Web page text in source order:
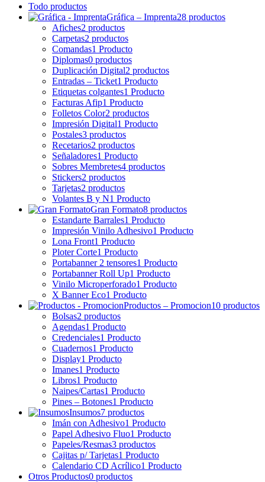
Todo productos
Gráfica – Imprenta28 productos
Afiches2 productos
Carpetas2 productos
Comandas1 Producto
Diplomas0 productos
Duplicación Digital2 productos
Entradas – Ticket1 Producto
Etiquetas colgantes1 Producto
Facturas Afip1 Producto
Folletos Color2 productos
Impresión Digital1 Producto
Postales3 productos
Recetarios2 productos
Señaladores1 Producto
Sobres Membretes4 productos
Stickers2 productos
Tarjetas2 productos
Volantes B y N1 Producto
Gran Formato8 productos
Estandarte Barrales1 Producto
Impresión Vinilo Adhesivo1 Producto
Lona Front1 Producto
Ploter Corte1 Producto
Portabanner 2 tensores1 Producto
Portabanner Roll Up1 Producto
Vinilo Microperforado1 Producto
X Banner Eco1 Producto
Productos – Promocion10 productos
Bolsas2 productos
Agendas1 Producto
Credenciales1 Producto
Cuadernos1 Producto
Display1 Producto
Imanes1 Producto
Libros1 Producto
Naipes/Cartas1 Producto
Pines – Botones1 Producto
Insumos7 productos
Imán con Adhesivo1 Producto
Papel Adhesivo Fluo1 Producto
Papeles/Resmas3 productos
Cajitas p/ Tarjetas1 Producto
Calendario CD Acrílico1 Producto
Otros Productos0 productos